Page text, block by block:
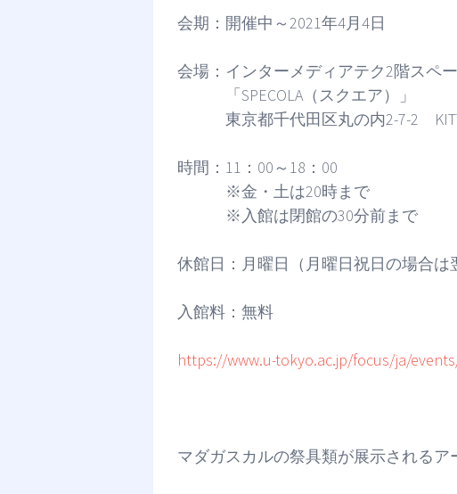
会期：開催中～2021年4月4日
会場：インターメディアテク2階スペ
「SPECOLA（スクエア）」
東京都千代田区丸の内2-7-2
時間：11：00～18：00
※金・土は20時まで
※入館は閉館の30分前まで
休館日：月曜日（月曜日祝日の場合は
入館料：無料
https://www.u-tokyo.ac.jp/focus/ja/
マダガスカルの祭具類が展示されるア